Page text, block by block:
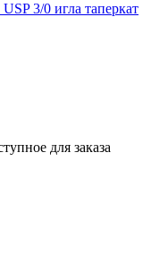
3/0 игла таперкат
для заказа